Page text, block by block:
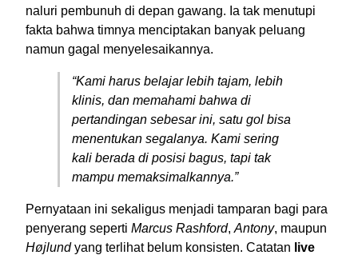
naluri pembunuh di depan gawang. Ia tak menutupi
fakta bahwa timnya menciptakan banyak peluang
namun gagal menyelesaikannya.
“Kami harus belajar lebih tajam, lebih
klinis, dan memahami bahwa di
pertandingan sebesar ini, satu gol bisa
menentukan segalanya. Kami sering
kali berada di posisi bagus, tapi tak
mampu memaksimalkannya.”
Pernyataan ini sekaligus menjadi tamparan bagi para
penyerang seperti Marcus Rashford, Antony, maupun
Højlundyang terlihat belum konsisten. Catatan live